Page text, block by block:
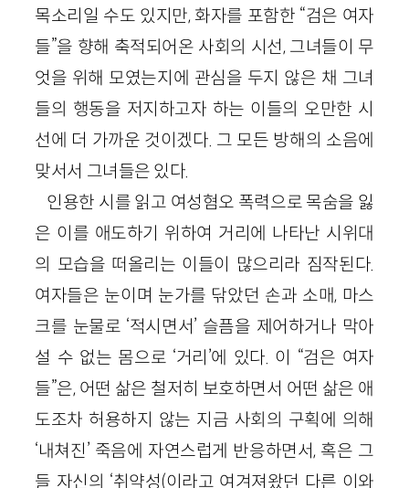
목소리일 수도 있지만, 화자를 포함한 “검은 여자
들”을 향해 축적되어온 사회의 시선, 그녀들이 무
엇을 위해 모였는지에 관심을 두지 않은 채 그녀
들의 행동을 저지하고자 하는 이들의 오만한 시
선에 더 가까운 것이겠다. 그 모든 방해의 소음에
맞서서 그녀들은 있다.
인용한 시를 읽고 여성혐오 폭력으로 목숨을 잃
은 이를 애도하기 위하여 거리에 나타난 시위대
의 모습을 떠올리는 이들이 많으리라 짐작된다.
여자들은 눈이며 눈가를 닦았던 손과 소매, 마스
크를 눈물로 ‘적시면서’ 슬픔을 제어하거나 막아
설 수 없는 몸으로 ‘거리’에 있다. 이 “검은 여자
들”은, 어떤 삶은 철저히 보호하면서 어떤 삶은 애
도조차 허용하지 않는 지금 사회의 구획에 의해
‘내쳐진’ 죽음에 자연스럽게 반응하면서, 혹은 그
들 자신의 ‘취약성(이라고 여겨져왔던 다른 이와